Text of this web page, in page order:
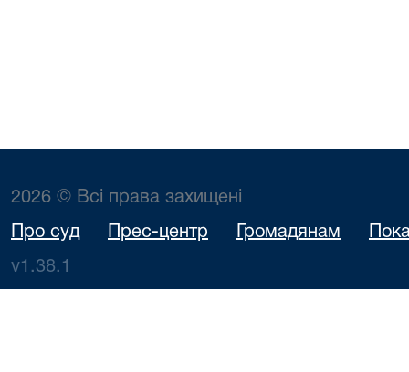
2026 © Всі права захищені
Про суд Прес-центр Громадянам
v1.38.1